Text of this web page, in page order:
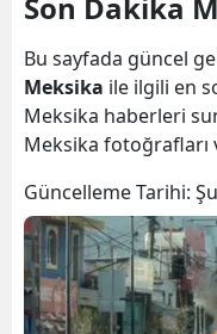
Son Dakika
Bu sayfada güncel
Meksika ile ilgili en
Meksika haberleri
Meksika fotoğrafları
Güncelleme Tarihi: